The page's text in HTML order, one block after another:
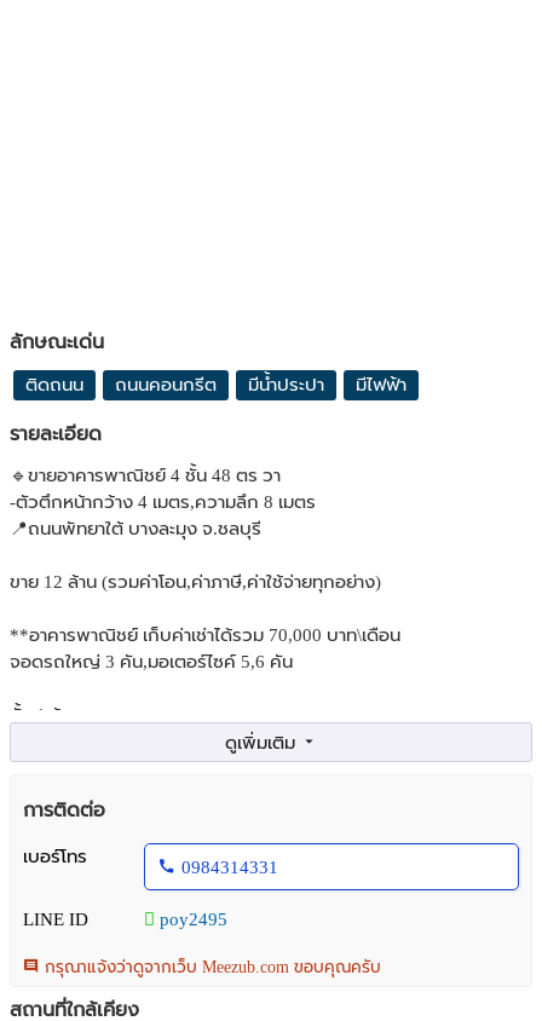
ลักษณะเด่น
ติดถนน ถนนคอนกรีต มีน้ำประปา มีไฟฟ้า
รายละเอียด
🔹ขายอาคารพาณิชย์ 4 ชั้น 48 ตร วา
-ตัวตึกหน้ากว้าง 4 เมตร,ความลึก 8 เมตร
📍ถนนพัทยาใต้ บางละมุง จ.ชลบุรี
ขาย 12 ล้าน (รวมค่าโอน,ค่าภาษี,ค่าใช้จ่ายทุกอย่าง)
**อาคารพาณิชย์ เก็บค่าเช่าได้รวม 70,000 บาท\เดือน
จอดรถใหญ่ 3 คัน,มอเตอร์ไซค์ 5,6 คัน
ชั้น 1 ร้านอาหาร
ชั้น 3 ห้องพัก 3 ห้อง
ลูกค้าเช่าเต็มทุกชั้นทุกห้อง
คุณพัชรนิษฐ
098-431-4331
Line : poy2495
Email:patcharanit17@gmail.com
การติดต่อ
เบอร์โทร
0984314331
LINE ID poy2495
กรุณาแจ้งว่าดูจากเว็บ Meezub.com ขอบคุณครับ
สถานที่ใกล้เคียง